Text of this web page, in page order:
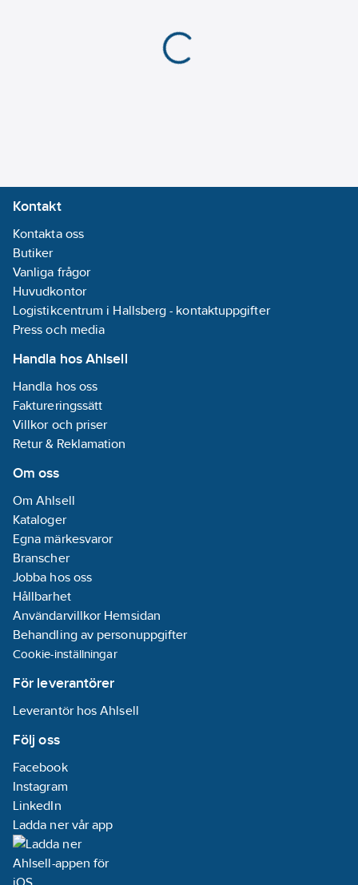
Kontakt
Kontakta oss
Butiker
Vanliga frågor
Huvudkontor
Logistikcentrum i Hallsberg - kontaktuppgifter
Press och media
Handla hos Ahlsell
Handla hos oss
Faktureringssätt
Villkor och priser
Retur & Reklamation
Om oss
Om Ahlsell
Kataloger
Egna märkesvaror
Branscher
Jobba hos oss
Hållbarhet
Användarvillkor Hemsidan
Behandling av personuppgifter
Cookie-inställningar
För leverantörer
Leverantör hos Ahlsell
Följ oss
Facebook
Instagram
LinkedIn
Ladda ner vår app